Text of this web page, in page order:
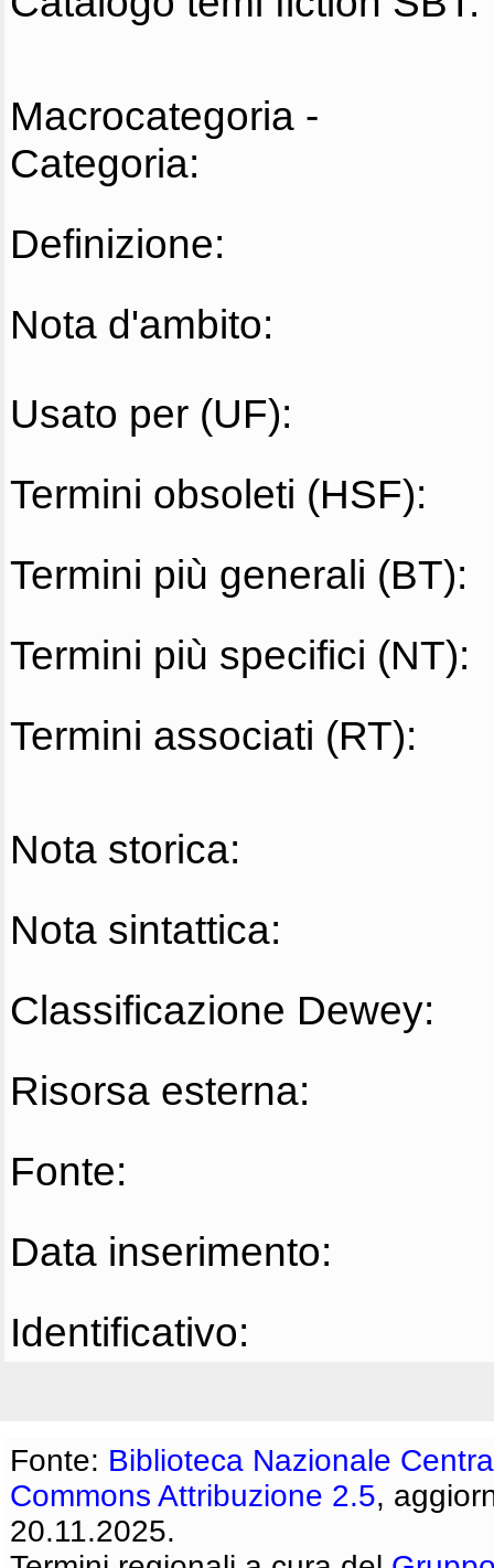
Macrocategoria -
Categoria:
Definizione:
Nota d'ambito:
Usato per (UF):
Termini obsoleti (HSF):
Termini più generali (BT):
Termini più specifici (NT):
Termini associati (RT):
Nota storica:
Nota sintattica:
Classificazione Dewey:
Risorsa esterna:
Fonte:
Data inserimento:
Identificativo:
Fonte: Biblioteca Nazionale
Commons Attribuzione 2.5,
20.11.2025.